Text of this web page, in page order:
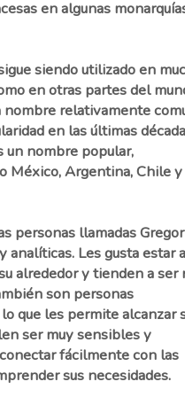
en algunas
siendo utilizado en
en otras partes del
nombre relativamente
en las últimas
un nombre popular,
México, Argentina, Chile y
personas llamadas
analíticas. Les gusta estar
alrededor y tienden a ser
son personas
que les permite alcanzar
ser muy sensibles y
fácilmente con las
sus necesidades.